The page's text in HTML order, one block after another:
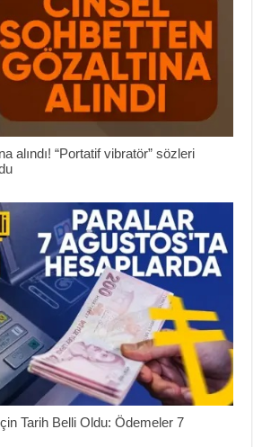
alındı! “Portatif vibratör” sözleri
Tarih Belli Oldu: Ödemeler 7